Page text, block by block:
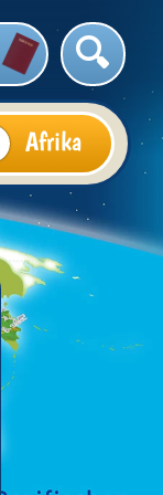
Afrika